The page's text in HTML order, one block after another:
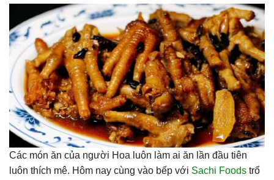
Các món ăn của người Hoa luôn làm ai ăn lần đầu tiên
luôn thích mê. Hôm nay cùng vào bếp với Sachi Foods trổ